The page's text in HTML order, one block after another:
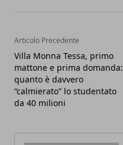
Articolo Precedente
Villa Monna Tessa, primo
mattone e prima domanda:
quanto è davvero
“calmierato” lo studentato
da 40 milioni